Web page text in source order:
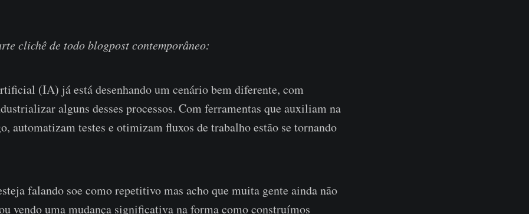
clichê de todo blogpost contemporâneo:
(IA) já está desenhando um cenário bem diferente, com
alguns desses processos. Com ferramentas que auxiliam na
automatizam testes e otimizam fluxos de trabalho estão se tornando
falando soe como repetitivo mas acho que muita gente ainda não
vendo uma mudança significativa na forma como construímos